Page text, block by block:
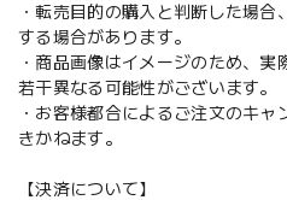
・転売目的の購入と判断した場
する場合があります。
・商品画像はイメージのため、
若干異なる可能性がございます。
・お客様都合によるご注文のキ
きかねます。
【決済について】